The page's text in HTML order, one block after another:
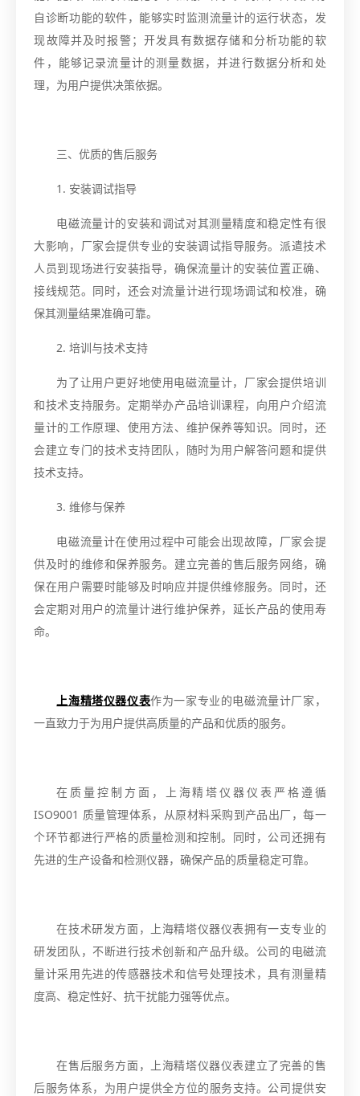
自诊断功能的软件，能够实时监测流量计的运行状态，发
现故障并及时报警；开发具有数据存储和分析功能的软
件，能够记录流量计的测量数据，并进行数据分析和处
理，为用户提供决策依据。
三、优质的售后服务
1. 安装调试指导
电磁流量计的安装和调试对其测量精度和稳定性有很
大影响，厂家会提供专业的安装调试指导服务。派遣技术
人员到现场进行安装指导，确保流量计的安装位置正确、
接线规范。同时，还会对流量计进行现场调试和校准，确
保其测量结果准确可靠。
2. 培训与技术支持
为了让用户更好地使用电磁流量计，厂家会提供培训
和技术支持服务。定期举办产品培训课程，向用户介绍流
量计的工作原理、使用方法、维护保养等知识。同时，还
会建立专门的技术支持团队，随时为用户解答问题和提供
技术支持。
3. 维修与保养
电磁流量计在使用过程中可能会出现故障，厂家会提
供及时的维修和保养服务。建立完善的售后服务网络，确
保在用户需要时能够及时响应并提供维修服务。同时，还
会定期对用户的流量计进行维护保养，延长产品的使用寿
命。
上海精塔仪器仪表作为一家专业的电磁流量计厂家，
一直致力于为用户提供高质量的产品和优质的服务。
在质量控制方面，上海精塔仪器仪表严格遵循
ISO9001 质量管理体系，从原材料采购到产品出厂，每一
个环节都进行严格的质量检测和控制。同时，公司还拥有
先进的生产设备和检测仪器，确保产品的质量稳定可靠。
在技术研发方面，上海精塔仪器仪表拥有一支专业的
研发团队，不断进行技术创新和产品升级。公司的电磁流
量计采用先进的传感器技术和信号处理技术，具有测量精
度高、稳定性好、抗干扰能力强等优点。
在售后服务方面，上海精塔仪器仪表建立了完善的售
后服务体系，为用户提供全方位的服务支持。公司提供安